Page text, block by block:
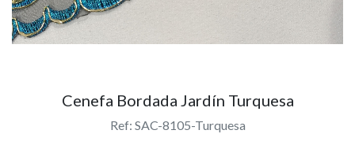
Cenefa Bordada Jardín Turquesa
Ref: SAC-8105-Turquesa